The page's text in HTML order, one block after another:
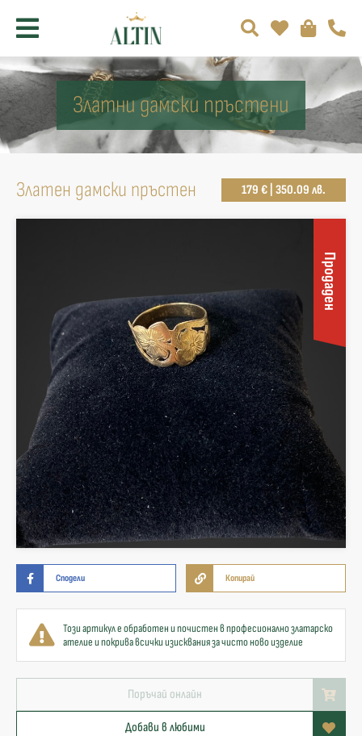
Златни дамски пръстени
Златен дамски пръстен 179 € | 350.09 лв.
Продаден
Сподели Копирай
Този артикул е обработен и почистен в професионално златарско
ателие и покрива всички изисквания за чисто ново изделие
Поръчай онлайн
Добави в любими